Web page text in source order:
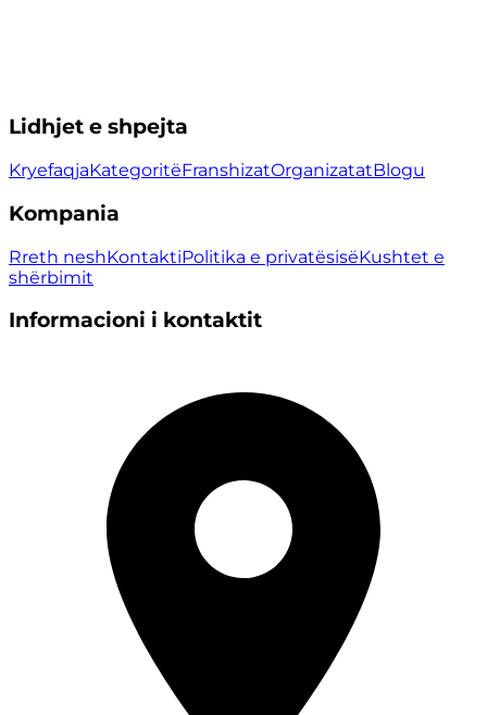
Lidhjet e shpejta
KryefaqjaKategoritëFranshizatOrganizatatBlogu
Kompania
Rreth neshKontaktiPolitika e privatësisëKushtet e
shërbimit
Informacioni i kontaktit